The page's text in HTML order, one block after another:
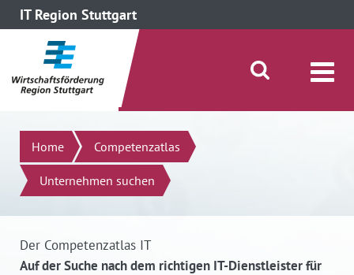
IT Region Stuttgart
direkt zum Inhalt dieser Seite
direkt zum Menü springen
Suche öffnen/schließen
Suchen
Home Competenzatlas
Unternehmen suchen
Der Competenzatlas IT
Auf der Suche nach dem richtigen IT-Dienstleister für